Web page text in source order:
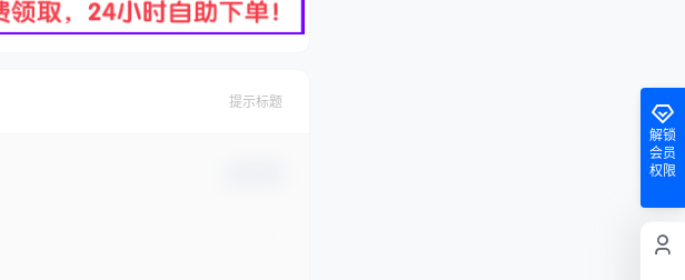
提示标题
解锁
会员
权限